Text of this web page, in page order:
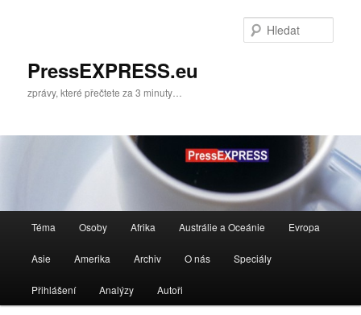
paneluPressEXPRESS.eu
zprávy, které přečtete za 3 minuty…
navigační
Téma Osoby Afrika Austrálie a Oceánie Evropa
Asie Amerika Archiv O nás Speciály
Přihlášení Analýzy Autoři